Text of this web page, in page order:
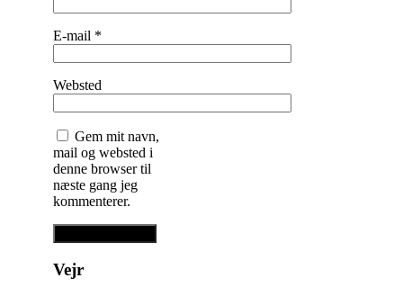
E-mail *
Websted
Gem mit navn,
mail og websted i
denne browser til
næste gang jeg
kommenterer.
Vejr